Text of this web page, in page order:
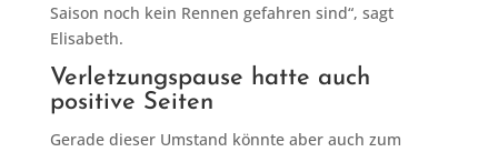
Saison noch kein Rennen gefahren sind“, sagt
Elisabeth.
Verletzungspause hatte auch
positive Seiten
Gerade dieser Umstand könnte aber auch zum